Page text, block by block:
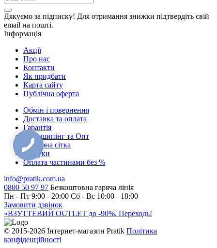
Дякуємо за підписку! Для отримання знижки підтвердіть свій
email на пошті.
Інформація
Акції
Про нас
Контакти
Як придбати
Карта сайту
Публiчна оферта
Обмін і повернення
Доставка та оплата
Гарантiя
Дропшипінг та Опт
Розмірна сітка
Відгуки
Оплата частинами без %
info@pratik.com.ua
0800 50 97 97 Безкоштовна гаряча лінія
Пн - Пт 9:00 - 20:00 Сб - Вс 10:00 - 18:00
Замовити дзвінок
«ВЗУТТЕВИЙ OUTLET до -90%. Переходь!
© 2015-2026 Інтернет-магазин Pratik Політика
конфіденційності